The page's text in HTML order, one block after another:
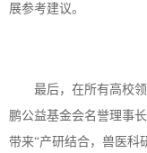
展参考建议。
最后，在所有高校
鹏公益基金会名誉理事
带来“产研结合，兽医科